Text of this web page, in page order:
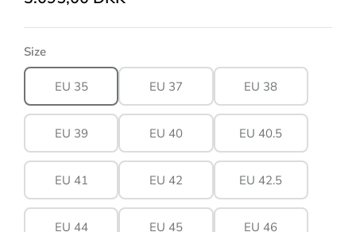
Size
EU 35 EU 37 EU 38
EU 39 EU 40 EU 40.5
EU 41 EU 42 EU 42.5
EU 44 EU 45 EU 46